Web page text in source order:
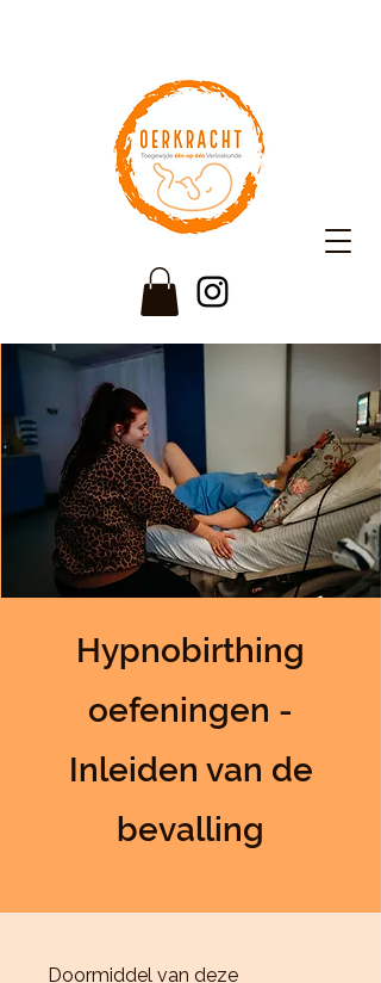
Hypnobirthing
oefeningen -
Inleiden van de
bevalling
Doormiddel van deze